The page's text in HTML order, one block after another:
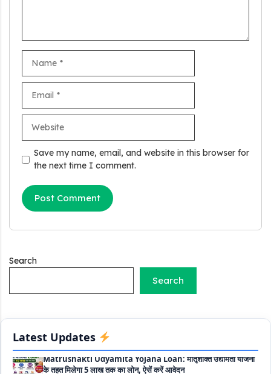
Save my name, email, and website in this browser for
the next time I comment.
Search
Search
Latest Updates
Stand Up India Scheme Apply Online: नया व्यवसाय शुरू करने
वालों के लिए वरदान है ये सरकारी योजना, 25% सब्सिडी के साथ मिलता है 1
करोड़ का लोन
Griha Sugam Yojana Apply Online: घर बनाने के लिए LIC से ले
सकते है 8 लाख तक का लोन, मिलती है 40 प्रतिशत सब्सिडी
PM SVANidhi Scheme Apply Online: छोटे दुकानदारों को इस
Labour House Construction Loan Scheme: श्रमिक मकान
Matrushakti Udyamita Yojana Loan: मातृशक्ति उद्यमिता योजना
के तहत मिलेगा 5 लाख तक का लोन, ऐसें करें आवेदन